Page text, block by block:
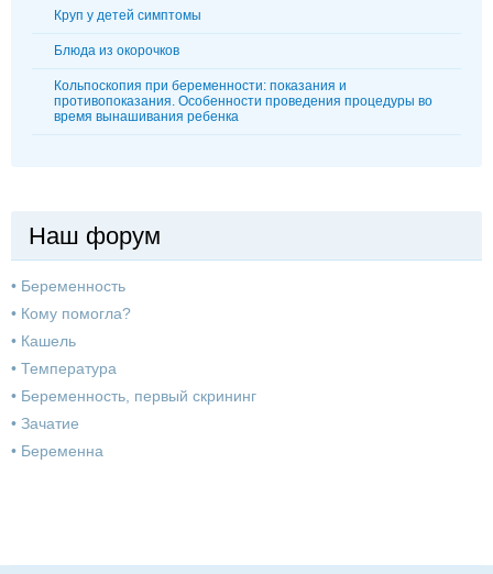
Круп у детей симптомы
Блюда из окорочков
Кольпоскопия при беременности: показания и
противопоказания. Особенности проведения процедуры во
время вынашивания ребенка
Наш форум
• Беременность
• Кому помогла?
• Кашель
• Температура
• Беременность, первый скрининг
• Зачатие
• Беременна